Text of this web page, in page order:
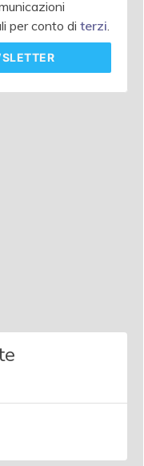
per conto di terzi.